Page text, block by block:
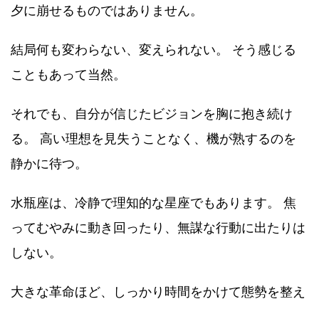
夕に崩せるものではありません。
結局何も変わらない、変えられない。 そう感じる
こともあって当然。
それでも、自分が信じたビジョンを胸に抱き続け
る。 高い理想を見失うことなく、機が熟するのを
静かに待つ。
水瓶座は、冷静で理知的な星座でもあります。 焦
ってむやみに動き回ったり、無謀な行動に出たりは
しない。
大きな革命ほど、しっかり時間をかけて態勢を整え